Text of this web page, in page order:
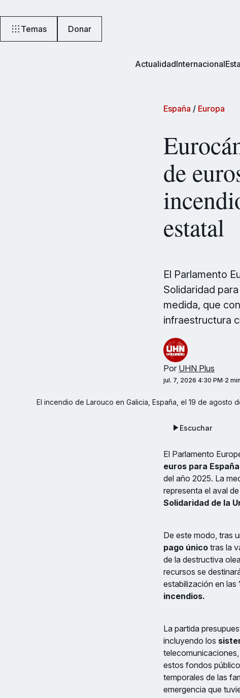
Temas Donar
ActualidadInternacional
España / Europa
de
estatal
El Parlamento
Solidaridad
medida, que
infraestructura
Por UHN Plus
jul. 7, 2026 4:30 PM 2
El incendio de Larouco en Galicia, España, el 19 de agosto
Escuchar
El Parlamento
euros para España
del año 2025. La
representa el aval
Solidaridad de la
De este modo, tras
pago único tras la
de la destructiva
recursos se
estabilización en las
incendios.
La partida
incluyendo los
telecomunicaciones,
estos fondos
temporales de las
emergencia que